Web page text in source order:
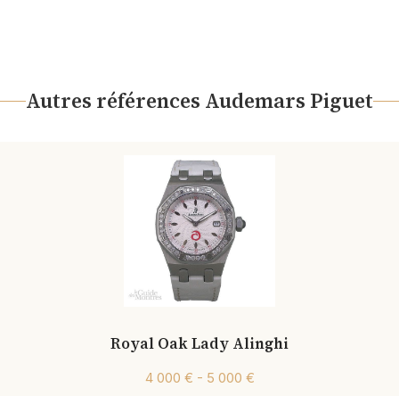
Autres références Audemars Piguet
Royal Oak Lady Alinghi
4 000 € - 5 000 €